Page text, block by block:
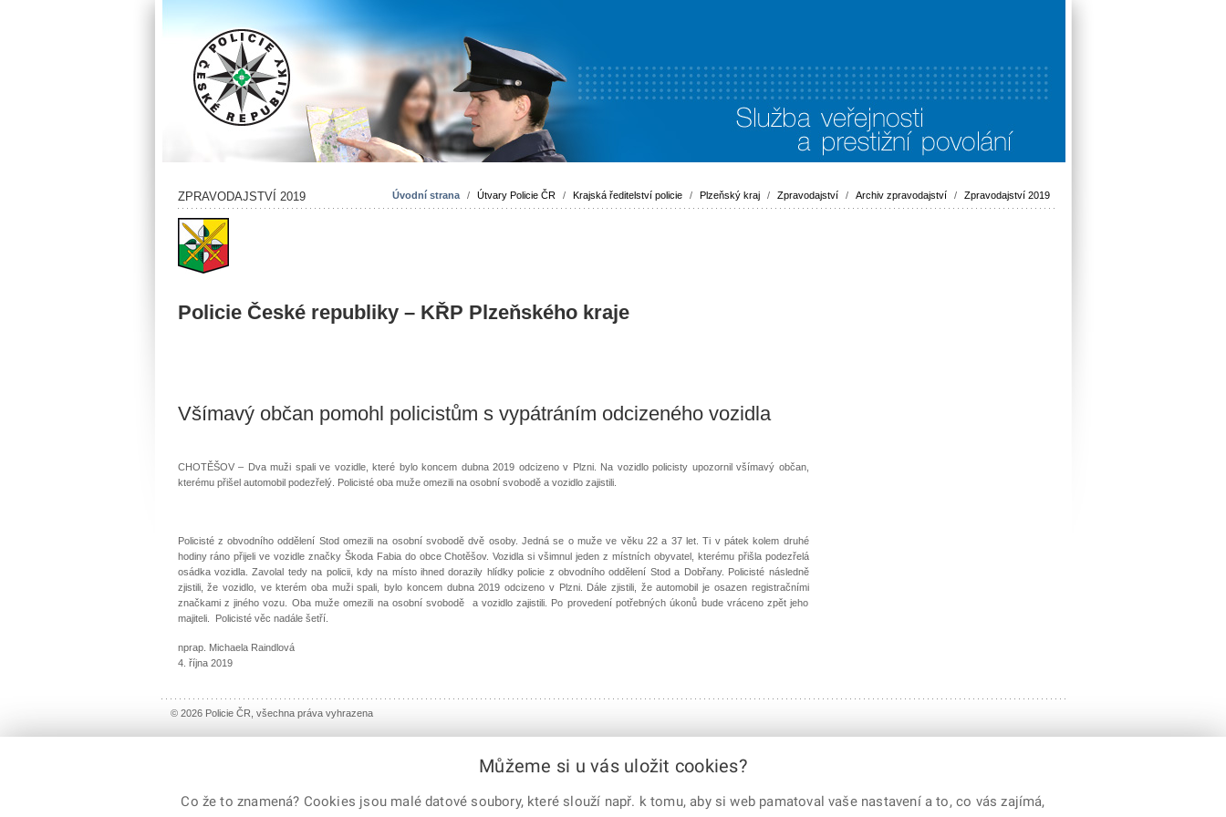
Úvodní strana / Útvary Policie ČR / Krajská ředitelství policie / Plzeňský kraj / Zpravodajství / Archiv zpravodajství / Zpravodajství 2019
ZPRAVODAJSTVÍ 2019
Policie České republiky – KŘP Plzeňského kraje
Všímavý občan pomohl policistům s vypátráním odcizeného vozidla
CHOTĚŠOV – Dva muži spali ve vozidle, které bylo koncem dubna 2019 odcizeno v Plzni. Na vozidlo policisty upozornil všímavý občan,
kterému přišel automobil podezřelý. Policisté oba muže omezili na osobní svobodě a vozidlo zajistili.
Policisté z obvodního oddělení Stod omezili na osobní svobodě dvě osoby. Jedná se o muže ve věku 22 a 37 let. Ti v pátek kolem druhé
hodiny ráno přijeli ve vozidle značky Škoda Fabia do obce Chotěšov. Vozidla si všimnul jeden z místních obyvatel, kterému přišla podezřelá
osádka vozidla. Zavolal tedy na policii, kdy na místo ihned dorazily hlídky policie z obvodního oddělení Stod a Dobřany. Policisté následně
zjistili, že vozidlo, ve kterém oba muži spali, bylo koncem dubna 2019 odcizeno v Plzni. Dále zjistili, že automobil je osazen registračními
značkami z jiného vozu. Oba muže omezili na osobní svobodě a vozidlo zajistili. Po provedení potřebných úkonů bude vráceno zpět jeho
majiteli. Policisté věc nadále šetří.
nprap. Michaela Raindlová
4. října 2019
© 2026 Policie ČR, všechna práva vyhrazena
Můžeme si u vás uložit cookies?
Co že to znamená? Cookies jsou malé datové soubory, které slouží např. k tomu, aby si web pamatoval vaše nastavení a to, co vás zajímá,